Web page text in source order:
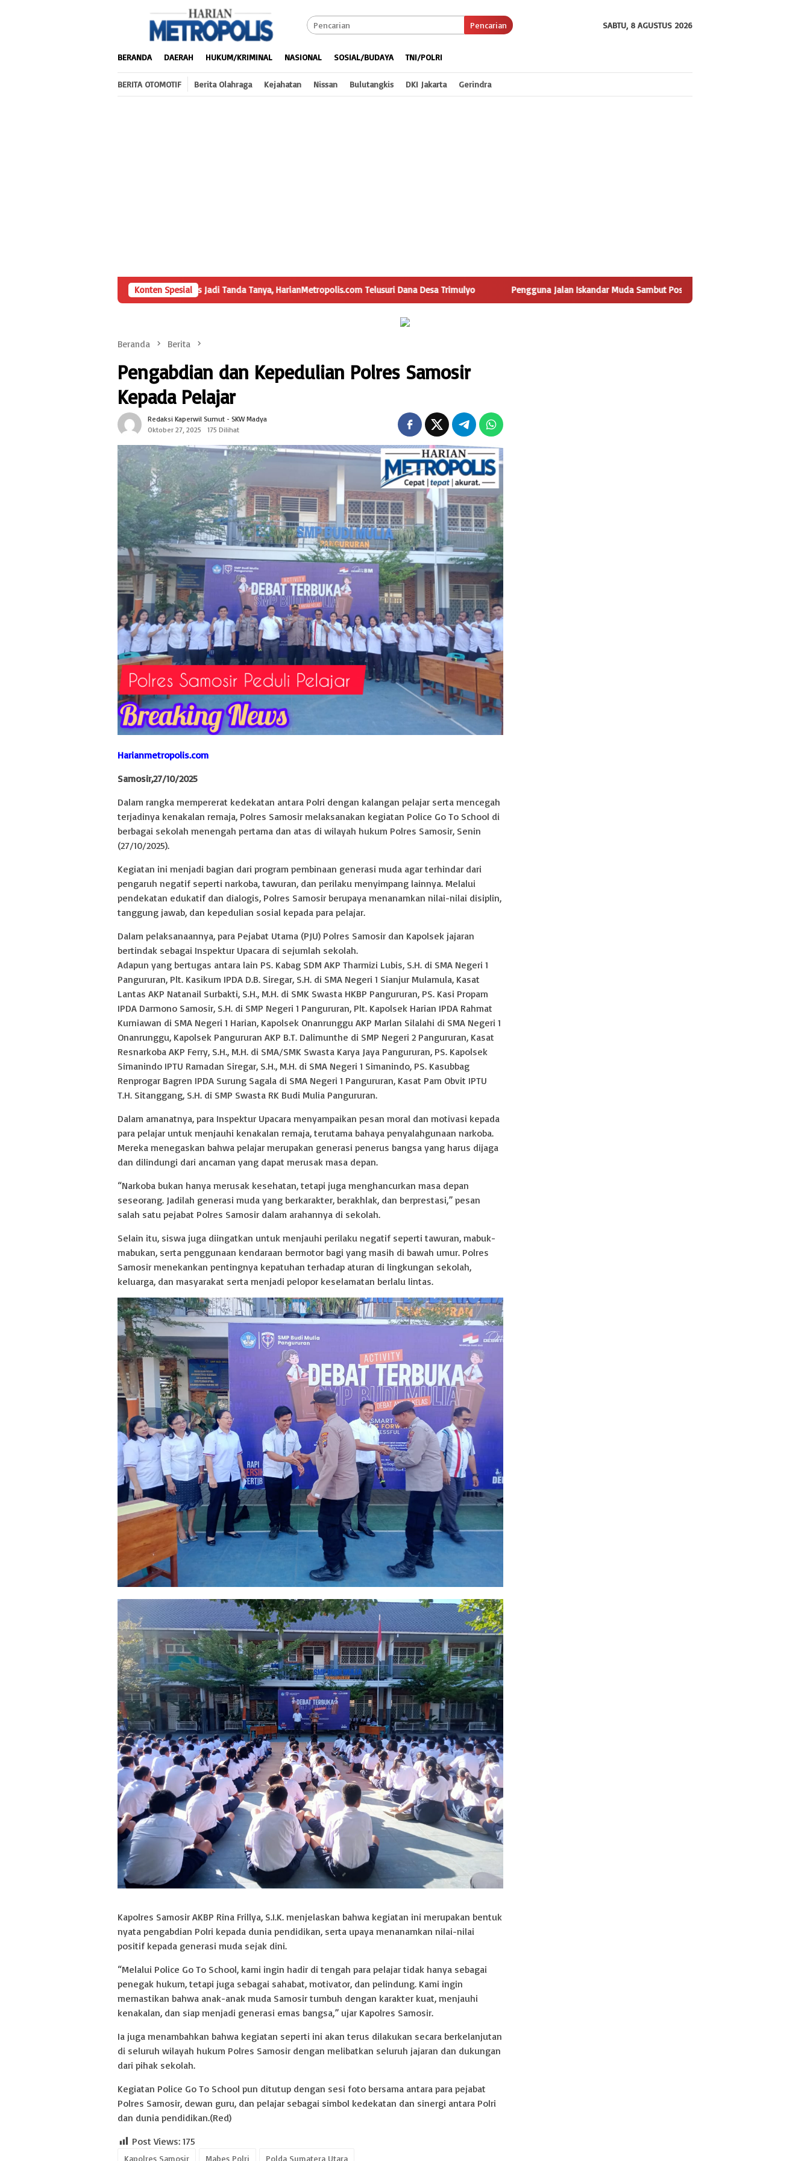
Pencarian SABTU, 8 AGUSTUS 2026
BERANDA DAERAH HUKUM/KRIMINAL NASIONAL SOSIAL/BUDAYA TNI/POLRI
BERITA OTOMOTIF Berita Olahraga Kejahatan Nissan Bulutangkis DKI Jakarta Gerindra
Konten Spesial
Modal BUMDes Jadi Tanda Tanya, HarianMetropolis.com Telusuri Dana Desa Trimulyo Pengguna Jalan Iskandar Muda Sambut Positif Pembangunan Tempat Pengelolaan Sampah
Beranda Berita
Pengabdian dan Kepedulian Polres Samosir
Kepada Pelajar
Redaksi Kaperwil Sumut - SKW Madya
Oktober 27, 2025
175 Dilihat
Harianmetropolis.com
Samosir,27/10/2025
Dalam rangka mempererat kedekatan antara Polri dengan kalangan pelajar serta mencegah
terjadinya kenakalan remaja, Polres Samosir melaksanakan kegiatan Police Go To School di
berbagai sekolah menengah pertama dan atas di wilayah hukum Polres Samosir, Senin
(27/10/2025).
Kegiatan ini menjadi bagian dari program pembinaan generasi muda agar terhindar dari
pengaruh negatif seperti narkoba, tawuran, dan perilaku menyimpang lainnya. Melalui
pendekatan edukatif dan dialogis, Polres Samosir berupaya menanamkan nilai-nilai disiplin,
tanggung jawab, dan kepedulian sosial kepada para pelajar.
Dalam pelaksanaannya, para Pejabat Utama (PJU) Polres Samosir dan Kapolsek jajaran
bertindak sebagai Inspektur Upacara di sejumlah sekolah.
Adapun yang bertugas antara lain PS. Kabag SDM AKP Tharmizi Lubis, S.H. di SMA Negeri 1
Pangururan, Plt. Kasikum IPDA D.B. Siregar, S.H. di SMA Negeri 1 Sianjur Mulamula, Kasat
Lantas AKP Natanail Surbakti, S.H., M.H. di SMK Swasta HKBP Pangururan, PS. Kasi Propam
IPDA Darmono Samosir, S.H. di SMP Negeri 1 Pangururan, Plt. Kapolsek Harian IPDA Rahmat
Kurniawan di SMA Negeri 1 Harian, Kapolsek Onanrunggu AKP Marlan Silalahi di SMA Negeri 1
Onanrunggu, Kapolsek Pangururan AKP B.T. Dalimunthe di SMP Negeri 2 Pangururan, Kasat
Resnarkoba AKP Ferry, S.H., M.H. di SMA/SMK Swasta Karya Jaya Pangururan, PS. Kapolsek
Simanindo IPTU Ramadan Siregar, S.H., M.H. di SMA Negeri 1 Simanindo, PS. Kasubbag
Renprogar Bagren IPDA Surung Sagala di SMA Negeri 1 Pangururan, Kasat Pam Obvit IPTU
T.H. Sitanggang, S.H. di SMP Swasta RK Budi Mulia Pangururan.
Dalam amanatnya, para Inspektur Upacara menyampaikan pesan moral dan motivasi kepada
para pelajar untuk menjauhi kenakalan remaja, terutama bahaya penyalahgunaan narkoba.
Mereka menegaskan bahwa pelajar merupakan generasi penerus bangsa yang harus dijaga
dan dilindungi dari ancaman yang dapat merusak masa depan.
“Narkoba bukan hanya merusak kesehatan, tetapi juga menghancurkan masa depan
seseorang. Jadilah generasi muda yang berkarakter, berakhlak, dan berprestasi,” pesan
salah satu pejabat Polres Samosir dalam arahannya di sekolah.
Selain itu, siswa juga diingatkan untuk menjauhi perilaku negatif seperti tawuran, mabuk-
mabukan, serta penggunaan kendaraan bermotor bagi yang masih di bawah umur. Polres
Samosir menekankan pentingnya kepatuhan terhadap aturan di lingkungan sekolah,
keluarga, dan masyarakat serta menjadi pelopor keselamatan berlalu lintas.
Kapolres Samosir AKBP Rina Frillya, S.I.K. menjelaskan bahwa kegiatan ini merupakan bentuk
nyata pengabdian Polri kepada dunia pendidikan, serta upaya menanamkan nilai-nilai
positif kepada generasi muda sejak dini.
“Melalui Police Go To School, kami ingin hadir di tengah para pelajar tidak hanya sebagai
penegak hukum, tetapi juga sebagai sahabat, motivator, dan pelindung. Kami ingin
memastikan bahwa anak-anak muda Samosir tumbuh dengan karakter kuat, menjauhi
kenakalan, dan siap menjadi generasi emas bangsa,” ujar Kapolres Samosir.
Ia juga menambahkan bahwa kegiatan seperti ini akan terus dilakukan secara berkelanjutan
di seluruh wilayah hukum Polres Samosir dengan melibatkan seluruh jajaran dan dukungan
dari pihak sekolah.
Kegiatan Police Go To School pun ditutup dengan sesi foto bersama antara para pejabat
Polres Samosir, dewan guru, dan pelajar sebagai simbol kedekatan dan sinergi antara Polri
dan dunia pendidikan.(Red)
Post Views: 175
Kapolres Samosir Mabes Polri Polda Sumatera Utara